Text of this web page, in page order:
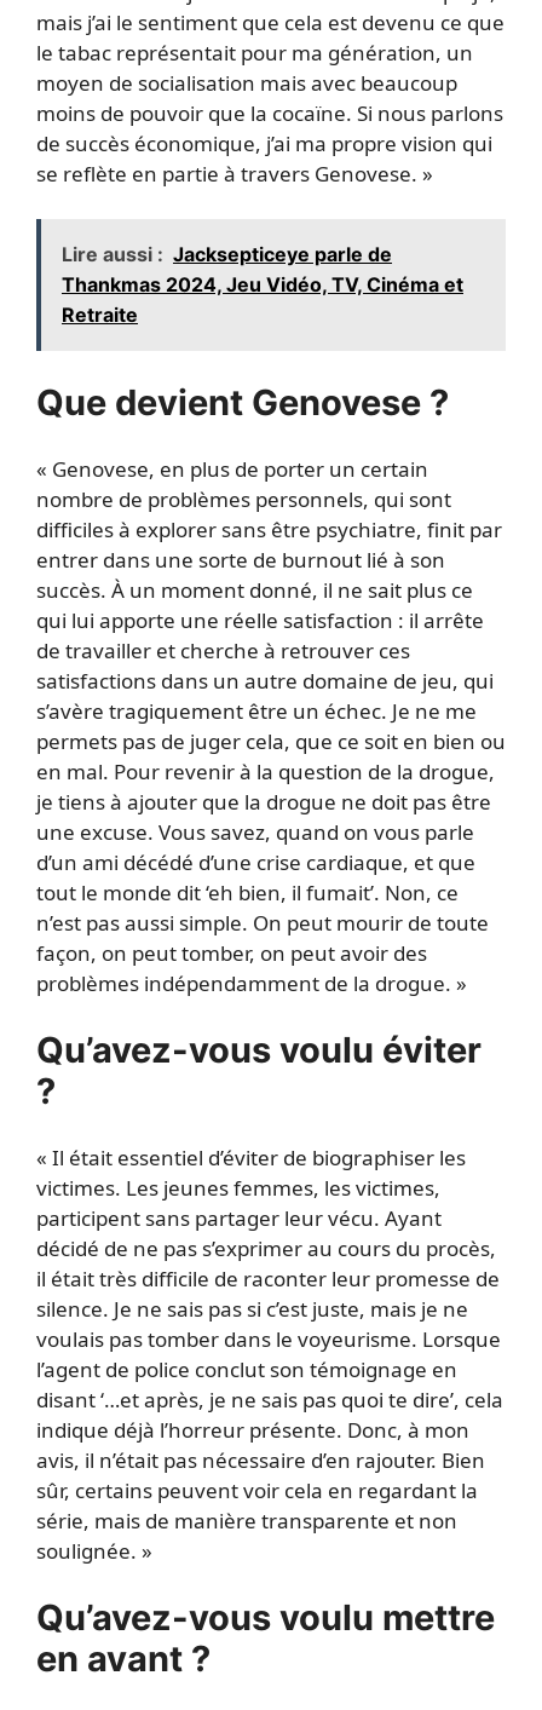
mais j’ai le sentiment que cela est devenu ce que
le tabac représentait pour ma génération, un
moyen de socialisation mais avec beaucoup
moins de pouvoir que la cocaïne. Si nous parlons
de succès économique, j’ai ma propre vision qui
se reflète en partie à travers Genovese. »
Lire aussi : Jacksepticeye parle de
Thankmas 2024, Jeu Vidéo, TV, Cinéma et
Retraite
Que devient Genovese ?
« Genovese, en plus de porter un certain
nombre de problèmes personnels, qui sont
difficiles à explorer sans être psychiatre, finit par
entrer dans une sorte de burnout lié à son
succès. À un moment donné, il ne sait plus ce
qui lui apporte une réelle satisfaction : il arrête
de travailler et cherche à retrouver ces
satisfactions dans un autre domaine de jeu, qui
s’avère tragiquement être un échec. Je ne me
permets pas de juger cela, que ce soit en bien ou
en mal. Pour revenir à la question de la drogue,
je tiens à ajouter que la drogue ne doit pas être
une excuse. Vous savez, quand on vous parle
d’un ami décédé d’une crise cardiaque, et que
tout le monde dit ‘eh bien, il fumait’. Non, ce
n’est pas aussi simple. On peut mourir de toute
façon, on peut tomber, on peut avoir des
problèmes indépendamment de la drogue. »
Qu’avez-vous voulu éviter
?
« Il était essentiel d’éviter de biographiser les
victimes. Les jeunes femmes, les victimes,
participent sans partager leur vécu. Ayant
décidé de ne pas s’exprimer au cours du procès,
il était très difficile de raconter leur promesse de
silence. Je ne sais pas si c’est juste, mais je ne
voulais pas tomber dans le voyeurisme. Lorsque
l’agent de police conclut son témoignage en
disant ‘…et après, je ne sais pas quoi te dire’, cela
indique déjà l’horreur présente. Donc, à mon
avis, il n’était pas nécessaire d’en rajouter. Bien
sûr, certains peuvent voir cela en regardant la
série, mais de manière transparente et non
soulignée. »
Qu’avez-vous voulu mettre
en avant ?